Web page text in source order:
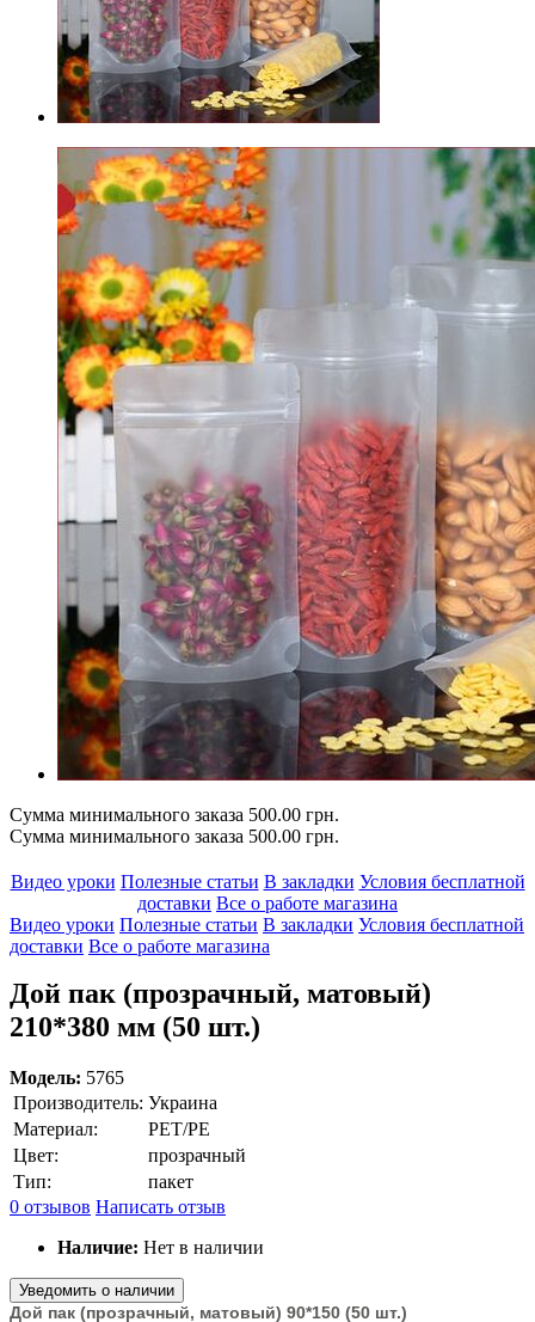
Сумма минимального заказа 500.00 грн.
Сумма минимального заказа 500.00 грн.
Видео уроки Полезные статьи В закладки Условия бесплатной
доставки Все о работе магазина
Видео уроки Полезные статьи В закладки Условия бесплатной
доставки Все о работе магазина
Дой пак (прозрачный, матовый)
210*380 мм (50 шт.)
Модель: 5765
Производитель: Украина
Материал:
PET/PE
Цвет:
прозрачный
Тип:
пакет
0 отзывов Написать отзыв
Наличие: Нет в наличии
Уведомить о наличии
Дой пак (прозрачный, матовый) 90*150 (50 шт.)